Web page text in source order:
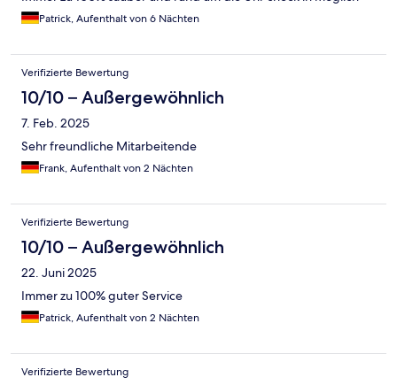
Patrick, Aufenthalt von 6 Nächten
Verifizierte Bewertung
10/10 – Außergewöhnlich
7. Feb. 2025
Sehr freundliche Mitarbeitende
Frank, Aufenthalt von 2 Nächten
Verifizierte Bewertung
10/10 – Außergewöhnlich
22. Juni 2025
Immer zu 100% guter Service
Patrick, Aufenthalt von 2 Nächten
Verifizierte Bewertung